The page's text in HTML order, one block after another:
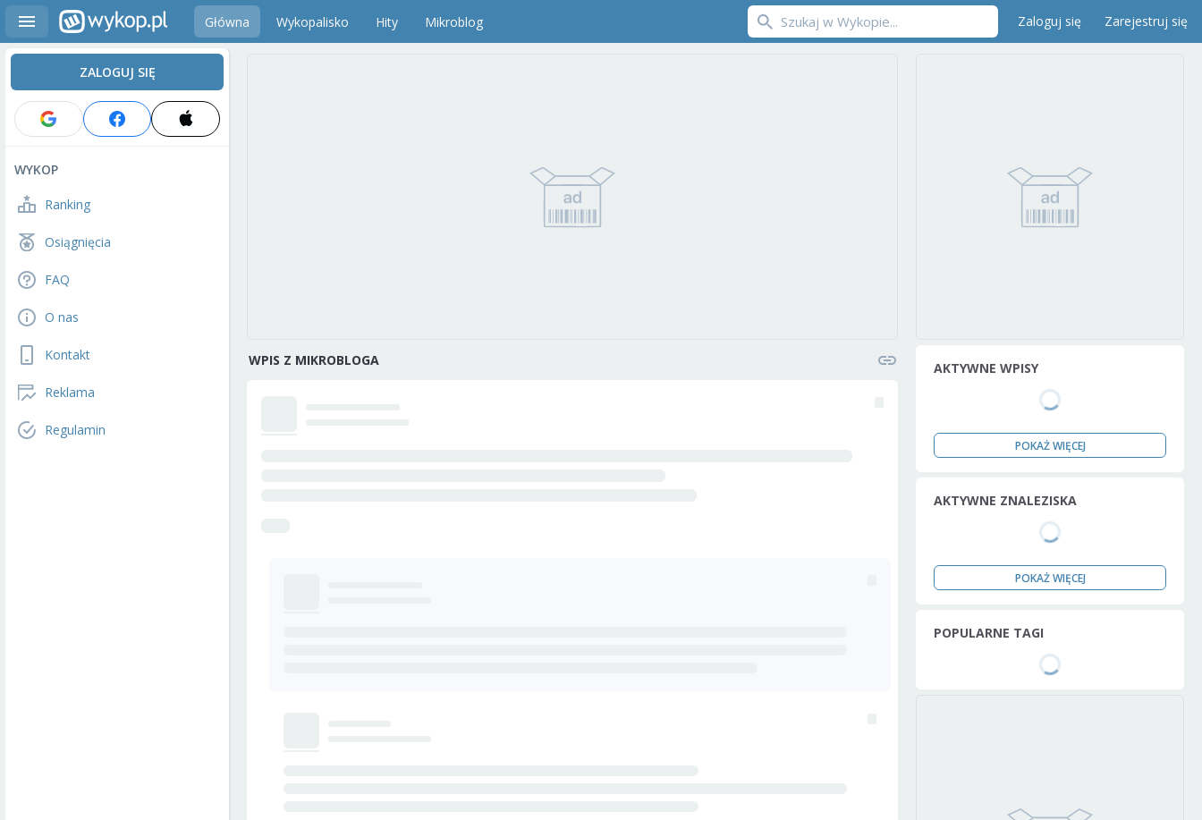
Główna Wykopalisko Hity Mikroblog Zaloguj się Zarejestruj się
ZALOGUJ SIĘ
WYKOP
Ranking
Osiągnięcia
FAQ
O nas
Kontakt
Reklama
Regulamin
WPIS Z MIKROBLOGA AKTYWNE WPISY
POKAŻ WIĘCEJ
AKTYWNE ZNALEZISKA
POKAŻ WIĘCEJ
POPULARNE TAGI